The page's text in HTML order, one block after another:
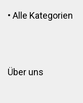
• Alle Kategorien
Über uns